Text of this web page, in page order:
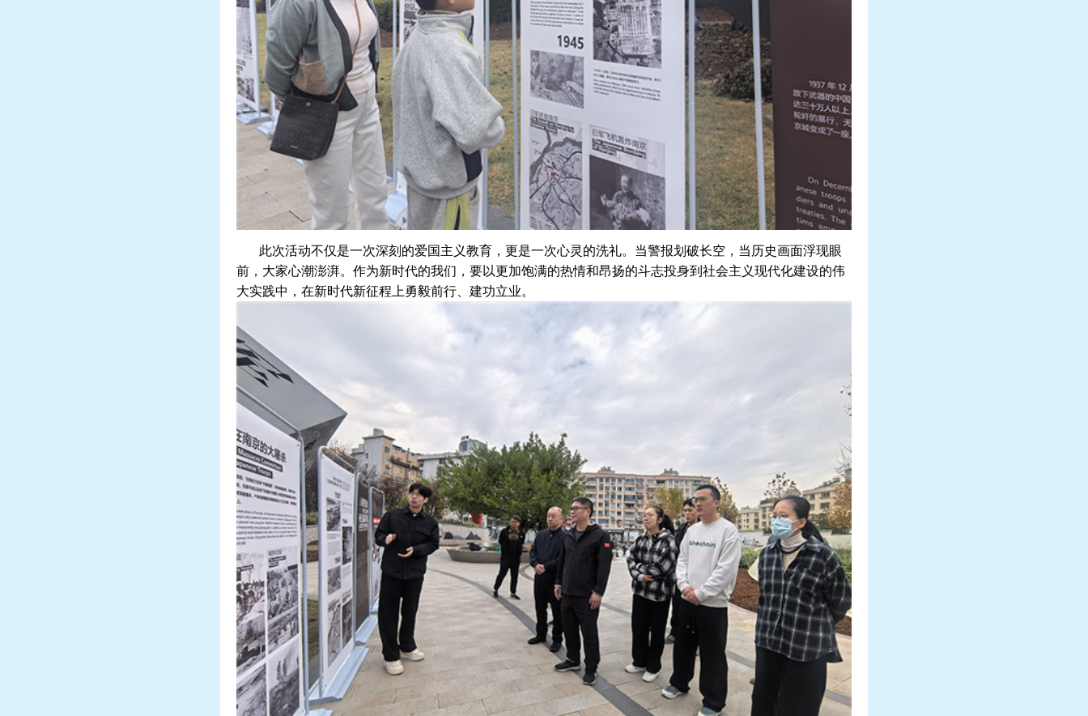
此次活动不仅是一次深刻的爱国主义教育，更是一次心灵的洗礼。当警报划破长空，当历史画面浮现眼
前，大家心潮澎湃。作为新时代的我们，要以更加饱满的热情和昂扬的斗志投身到社会主义现代化建设的伟
大实践中，在新时代新征程上勇毅前行、建功立业。